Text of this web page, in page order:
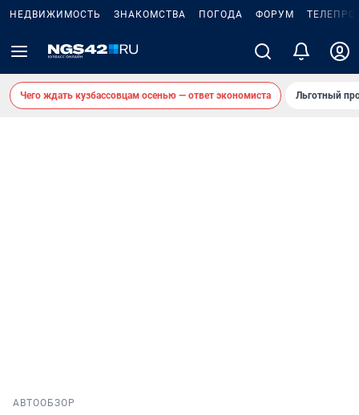
НЕДВИЖИМОСТЬ ЗНАКОМСТВА ПОГОДА ФОРУМ
Чего ждать кузбассовцам осенью — ответ экономиста Льготный
АВТООБЗОР